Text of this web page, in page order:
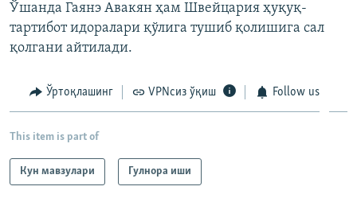
Ўшанда Гаянэ Авакян ҳам Швейцария ҳуқуқ-
тартибот идоралари қўлига тушиб қолишига сал
қолгани айтилади.
Ўртоқлашинг VPNсиз ўқиш Follow us
This item is part of
Кун мавзулари Гулнора иши